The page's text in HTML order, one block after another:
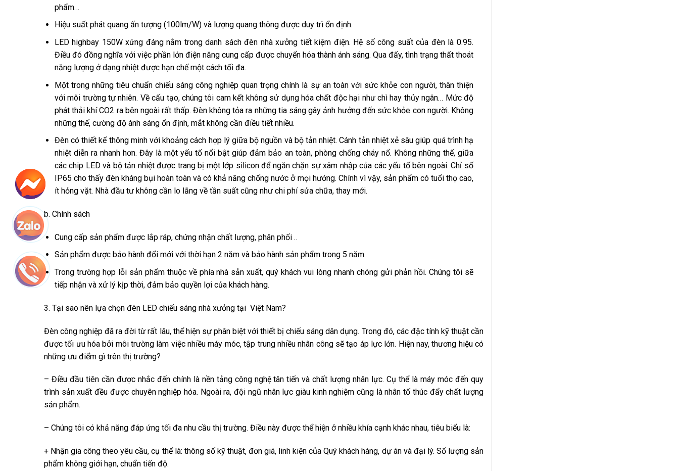
phẩm…
Hiệu suất phát quang ấn tượng (100lm/W) và lượng quang thông được duy trì ổn định.
LED highbay 150W xứng đáng nằm trong danh sách đèn nhà xưởng tiết kiệm điện. Hệ số công suất của đèn là 0.95.
Điều đó đồng nghĩa với việc phần lớn điện năng cung cấp được chuyển hóa thành ánh sáng. Qua đấy, tình trạng thất thoát
năng lượng ở dạng nhiệt được hạn chế một cách tối đa.
Một trong những tiêu chuẩn chiếu sáng công nghiệp quan trọng chính là sự an toàn với sức khỏe con người, thân thiện
với môi trường tự nhiên. Về cấu tạo, chúng tôi cam kết không sử dụng hóa chất độc hại như chì hay thủy ngân… Mức độ
phát thải khí CO2 ra bên ngoài rất thấp. Đèn không tỏa ra những tia sáng gây ảnh hưởng đến sức khỏe con người. Không
những thế, cường độ ánh sáng ổn định, mắt không cần điều tiết nhiều.
Đèn có thiết kế thông minh với khoảng cách hợp lý giữa bộ nguồn và bộ tản nhiệt. Cánh tản nhiệt xẻ sâu giúp quá trình hạ
nhiệt diễn ra nhanh hơn. Đây là một yếu tố nổi bật giúp đảm bảo an toàn, phòng chống cháy nổ. Không những thế, giữa
các chip LED và bộ tản nhiệt được trang bị một lớp silicon để ngăn chặn sự xâm nhập của các yếu tố bên ngoài. Chỉ số
IP65 cho thấy đèn kháng bụi hoàn toàn và có khả năng chống nước ở mọi hướng. Chính vì vậy, sản phẩm có tuổi thọ cao,
ít hỏng vặt. Nhà đầu tư không cần lo lắng về tần suất cũng như chi phí sửa chữa, thay mới.
b. Chính sách
Cung cấp sản phẩm được lắp ráp, chứng nhận chất lượng, phân phối ..
Sản phẩm được bảo hành đổi mới với thời hạn 2 năm và bảo hành sản phẩm trong 5 năm.
Trong trường hợp lỗi sản phẩm thuộc về phía nhà sản xuất, quý khách vui lòng nhanh chóng gửi phản hồi. Chúng tôi sẽ
tiếp nhận và xử lý kịp thời, đảm bảo quyền lợi của khách hàng.
3. Tại sao nên lựa chọn đèn LED chiếu sáng nhà xưởng tại Việt Nam?
Đèn công nghiệp đã ra đời từ rất lâu, thể hiện sự phân biệt với thiết bị chiếu sáng dân dụng. Trong đó, các đặc tính kỹ thuật cần
được tối ưu hóa bởi môi trường làm việc nhiều máy móc, tập trung nhiều nhân công sẽ tạo áp lực lớn. Hiện nay, thương hiệu có
những ưu điểm gì trên thị trường?
– Điều đầu tiên cần được nhắc đến chính là nền tảng công nghệ tân tiến và chất lượng nhân lực. Cụ thể là máy móc đến quy
trình sản xuất đều được chuyên nghiệp hóa. Ngoài ra, đội ngũ nhân lực giàu kinh nghiệm cũng là nhân tố thúc đẩy chất lượng
sản phẩm.
– Chúng tôi có khả năng đáp ứng tối đa nhu cầu thị trường. Điều này được thể hiện ở nhiều khía cạnh khác nhau, tiêu biểu là:
+ Nhận gia công theo yêu cầu, cụ thể là: thông số kỹ thuật, đơn giá, linh kiện của Quý khách hàng, dự án và đại lý. Số lượng sản
phẩm không giới hạn, chuẩn tiến độ.